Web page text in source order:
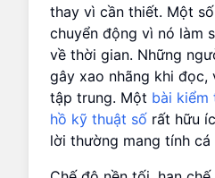
thay vì cần thiết. Một
chuyển động vì nó làm
về thời gian. Những
gây xao nhãng khi đọc,
tập trung. Một bài kiểm
hồ kỹ thuật số rất hữu
lời thường mang tính cá